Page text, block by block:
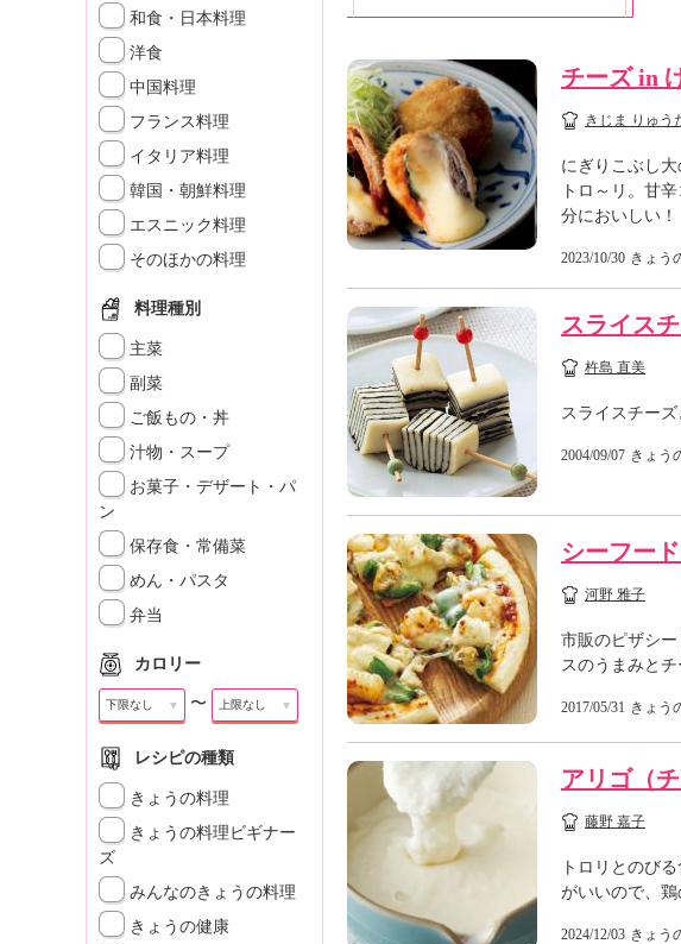
な
き
ょ
う
の
料
理
」
和食・日本料理
洋食
中国料理
フランス料理
イタリア料理
韓国・朝鮮料理
エスニック料理
そのほかの料理
料理種別
主菜
副菜
ご飯もの・丼
汁物・スープ
お菓子・デザート・パ
ン
保存食・常備菜
めん・パスタ
弁当
カロリー
▼ 〜 ▼
レシピの種類
きょうの料理
きょうの料理ビギナー
ズ
みんなのきょうの料理
きょうの健康
チーズ in
きじま りゅう
にぎりこぶし
トロ～リ。甘
分においしい！
2023/10/30 きょう
スライス
杵島 直美
スライスチー
2004/09/07 きょう
シーフー
河野 雅子
市販のピザシ
スのうまみと
2017/05/31 きょう
アリゴ（
藤野 嘉子
トロリとのび
がいいので、鶏
2024/12/03 きょう